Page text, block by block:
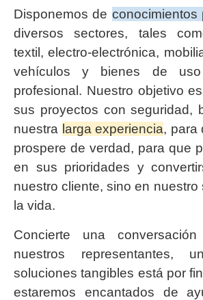
Disponemos de conocimientos
diversos sectores, tales
textil, electro-electrónica,
vehículos y bienes de
profesional. Nuestro objetivo
sus proyectos con seguridad,
nuestra larga experiencia, para
prospere de verdad, para que
en sus prioridades y
nuestro cliente, sino en nuestro
la vida.
Concierte una
nuestros representantes,
soluciones tangibles está por
estaremos encantados de